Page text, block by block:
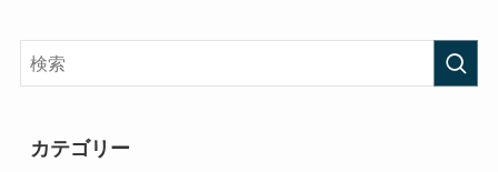
カテゴリー